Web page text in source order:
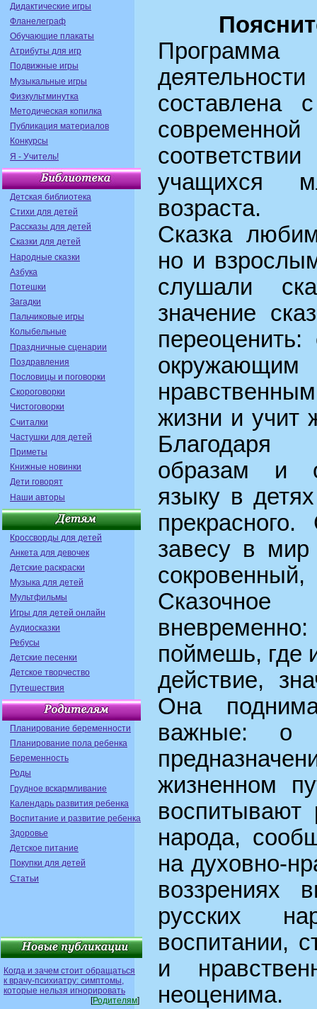
Дидактические игры
Фланелеграф
Обучающие плакаты
Атрибуты для игр
Подвижные игры
Музыкальные игры
Физкультминутка
Методическая копилка
Публикация материалов
Конкурсы
Я - Учитель!
Детская библиотека
Стихи для детей
Рассказы для детей
Сказки для детей
Народные сказки
Азбука
Потешки
Загадки
Пальчиковые игры
Колыбельные
Праздничные сценарии
Поздравления
Пословицы и поговорки
Скороговорки
Чистоговорки
Считалки
Частушки для детей
Приметы
Книжные новинки
Дети говорят
Наши авторы
Кроссворды для детей
Анкета для девочек
Детские раскраски
Музыка для детей
Мультфильмы
Игры для детей онлайн
Аудиосказки
Ребусы
Детские песенки
Детское творчество
Путешествия
Планирование беременности
Планирование пола ребенка
Беременность
Роды
Грудное вскармливание
Календарь развития ребенка
Воспитание и развитие ребенка
Здоровье
Детское питание
Покупки для детей
Статьи
Когда и зачем стоит обращаться
к врачу-психиатру: симптомы,
которые нельзя игнорировать
[Родителям]
составлена
учащихся
возраста.
Сказка
но и
слушали
значение
жизни и учит
образам и
языку в
прекрасного.
завесу в
поймешь, где
действие,
Она
важные:
жизненном
воспитывают
народа,
на духовно-
воззрениях
русских
воспитании,
и
неоценима.